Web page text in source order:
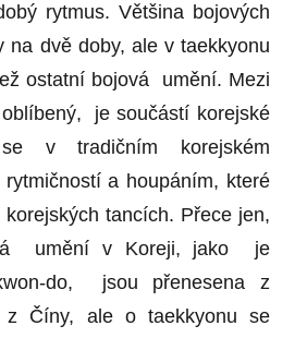
rytmus. Většina bojových
na dvě doby, ale v taekkyonu
ostatní bojová umění. Mezi
je součástí korejské
v tradičním korejském
a houpáním, které
tancích. Přece jen,
umění v Koreji, jako je
do, jsou přenesena z
z Číny, ale o taekkyonu se